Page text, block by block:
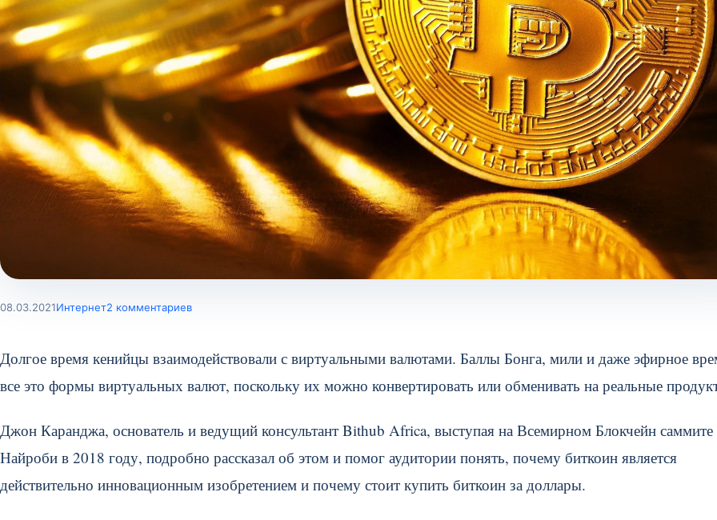
08.03.2021Интернет2 комментариев
Долгое время кенийцы взаимодействовали с виртуальными валютами. Баллы Бонга, мили и даже эфирное
все это формы виртуальных валют, поскольку их можно конвертировать или обменивать на реальные
Джон Каранджа, основатель и ведущий консультант Bithub Africa, выступая на Всемирном Блокчейн саммите
Найроби в 2018 году, подробно рассказал об этом и помог аудитории понять, почему биткоин является
действительно инновационным изобретением и почему стоит купить биткоин за доллары.